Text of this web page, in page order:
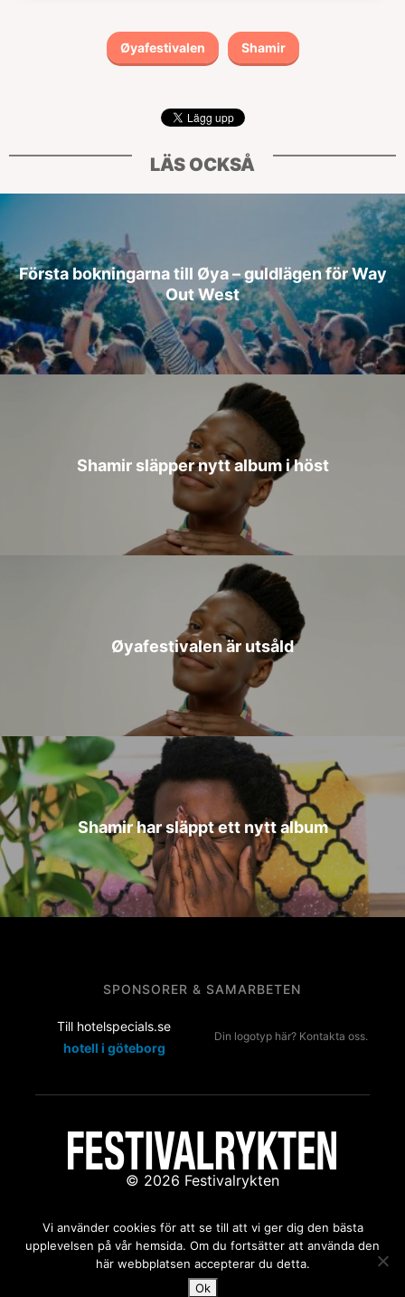
Øyafestivalen Shamir
LÄS OCKSÅ
Första bokningarna till Øya – guldlägen för Way
Out West
Shamir släpper nytt album i höst
Øyafestivalen är utsåld
Shamir har släppt ett nytt album
SPONSORER & SAMARBETEN
Till hotelspecials.se
hotell i göteborg
Din logotyp här? Kontakta oss.
© 2026 Festivalrykten
Kontakta oss:redaktion@festivalrykten.se
Vi använder cookies för att se till att vi ger dig den bästa
upplevelsen på vår hemsida. Om du fortsätter att använda den
här webbplatsen accepterar du detta.
Ok